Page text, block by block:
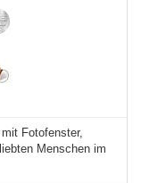
Fotofenster,
Menschen im